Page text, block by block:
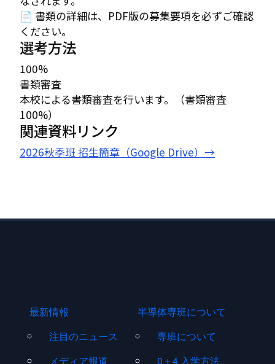
📄 書類の詳細は、PDF版の募集要項を必ずご確認
ください。
選考方法
100%
書類審査
本校による書類審査を行います。（書類審査
100%）
関連資料リンク
2026秋季班 招生簡章（Google Drive） →
FOOTER MENU
最新情報
注目のニュース
メディア報道
半導体専班について
専班について
0＋4 入学方法